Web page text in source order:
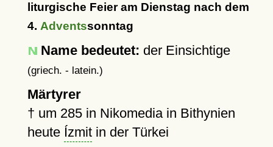
liturgische Feier am Dienstag nach dem
4. Adventssonntag
Name bedeutet: der Einsichtige
(griech. - latein.)
Märtyrer
† um 285in Nikomedia in Bithynien
heute Ízmitin der Türkei